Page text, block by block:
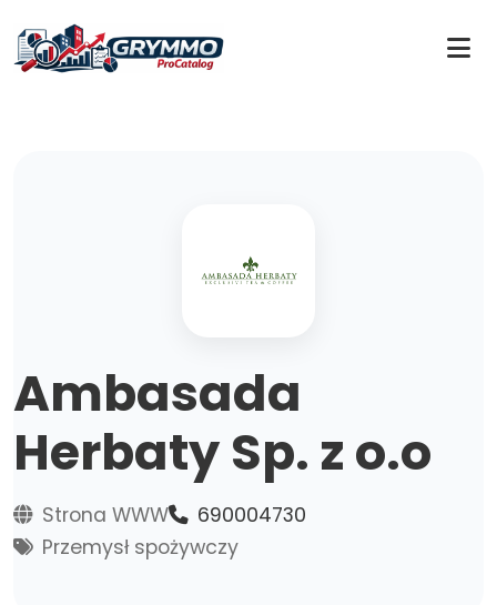
Ambasada
Herbaty Sp. z o.o
Strona WWW
690004730
Przemysł spożywczy